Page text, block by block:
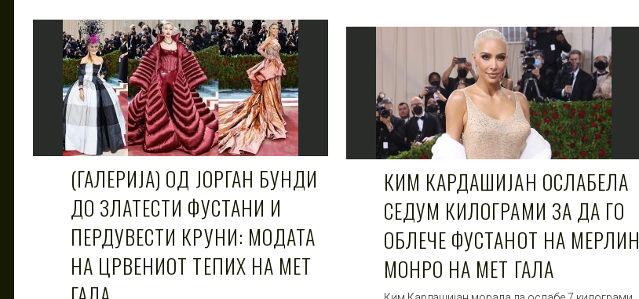
(ГАЛЕРИЈА) ОД ЈОРГАН БУНДИ
ДО ЗЛАТЕСТИ ФУСТАНИ И
ПЕРДУВЕСТИ КРУНИ: МОДАТА
НА ЦРВЕНИОТ ТЕПИХ НА МЕТ
КИМ КАРДАШИЈАН ОСЛАБЕЛА
СЕДУМ КИЛОГРАМИ ЗА ДА ГО
ОБЛЕЧЕ ФУСТАНОТ НА МЕРЛИН
МОНРО НА МЕТ ГАЛА